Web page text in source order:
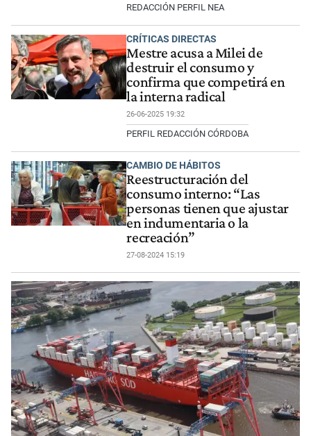
REDACCIÓN PERFIL NEA
CRÍTICAS DIRECTAS
Mestre acusa a Milei de
destruir el consumo y
confirma que competirá en
la interna radical
26-06-2025 19:32
PERFIL REDACCIÓN CÓRDOBA
CAMBIO DE HÁBITOS
Reestructuración del
consumo interno: “Las
personas tienen que ajustar
en indumentaria o la
recreación”
27-08-2024 15:19